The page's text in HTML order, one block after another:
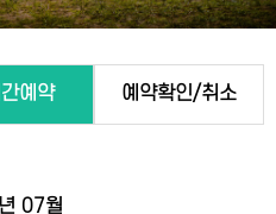
예약 예약확인/취소
07월